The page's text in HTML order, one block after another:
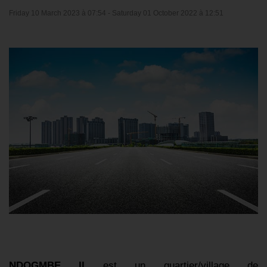
Friday 10 March 2023 à 07:54 - Saturday 01 October 2022 à 12:51